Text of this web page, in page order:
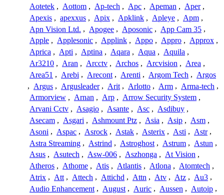
Aotetek , Aottom , Ap-tech , Apc , Apeman , Aper ,
Apexis , apexxus , Apix , Apklink , Apleye , Apm ,
Apn Vision Ltd. , Apogee , Aposonic , App Cam 35 ,
Apple , Applesonic , Applink , Appo , Appro , Approx ,
Aprica , Apti , Aptina , Aqara , Aqua , Aquila ,
Ar3210 , Aran , Arcctv , Archos , Arcvision , Area ,
Area51 , Arebi , Arecont , Arenti , Argom Tech , Argos
, Argus , Argusleader , Arit , Arlotto , Arm , Arma-tech ,
Armorview , Arnan , Arp , Arrow Security System ,
Arvani Cctv , Asagio , Asante , Asc , Asdibuy ,
Asecam , Asgari , Ashmount Ptz , Asia , Asip , Asm ,
Asoni , Aspac , Asrock , Astak , Asterix , Asti , Astr ,
Astra Streaming , Astrind , Astroghost , Astrum , Astun ,
Asus , Asutech , Asw-006 , Aszhonga , At Vision ,
Atheros , Athome , Atis , Atlantis , Atlona , Atomtech ,
Atrix , Att , Attech , Attichd , Attn , Atv , Atz , Au3 ,
Audio Enhancement , August , Auric , Aussen , Autoip ,